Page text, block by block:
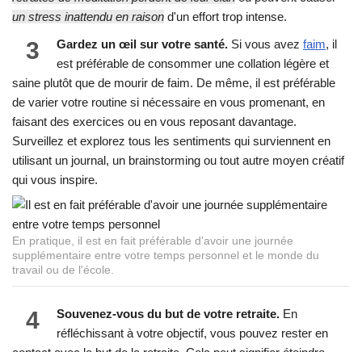
un stress inattendu en raison d'un effort trop intense.
3 Gardez un œil sur votre santé. Si vous avez faim, il
est préférable de consommer une collation légère et
saine plutôt que de mourir de faim. De même, il est préférable
de varier votre routine si nécessaire en vous promenant, en
faisant des exercices ou en vous reposant davantage.
Surveillez et explorez tous les sentiments qui surviennent en
utilisant un journal, un brainstorming ou tout autre moyen créatif
qui vous inspire.
En pratique, il est en fait préférable d'avoir une journée
supplémentaire entre votre temps personnel et le monde du
travail ou de l'école.
4 Souvenez-vous du but de votre retraite. En
réfléchissant à votre objectif, vous pouvez rester en